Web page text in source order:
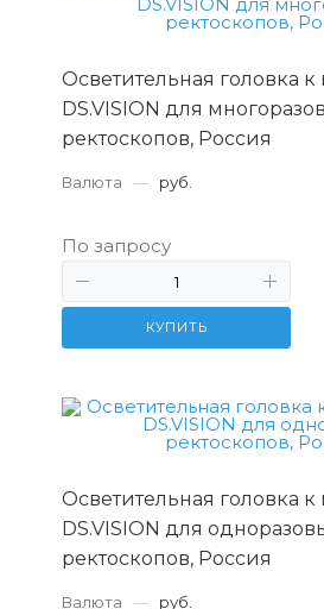
Осветительная головка
DS.VISION для
ректоскопов, Россия
Валюта — руб.
По запросу
КУПИТЬ
Осветительная головка
DS.VISION для
ректоскопов, Россия
Валюта — руб.